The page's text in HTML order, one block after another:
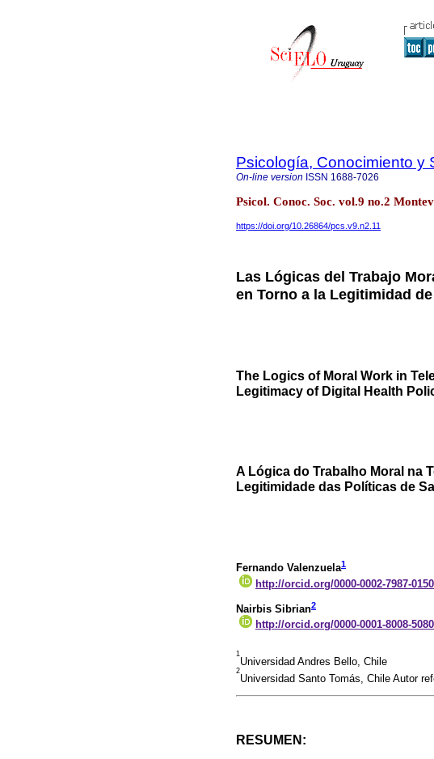
Psicología, Conocimiento y
On-line version ISSN 1688-7026
Psicol. Conoc. Soc. vol.9 no.2
https://doi.org/10.26864/pcs.v9.n2.11
Las Lógicas del Trabajo
en Torno a la Legitimidad
The Logics of Moral Work in
Legitimacy of Digital Health
A Lógica do Trabalho Moral na
Legitimidade das Políticas de
Fernando Valenzuela1
http://orcid.org/0000-0002-7987-0150
Nairbis Sibrian2
http://orcid.org/0000-0001-8008-5080
1
Universidad Andres Bello, Chile
2
Universidad Santo Tomás, Chile Autor
RESUMEN: